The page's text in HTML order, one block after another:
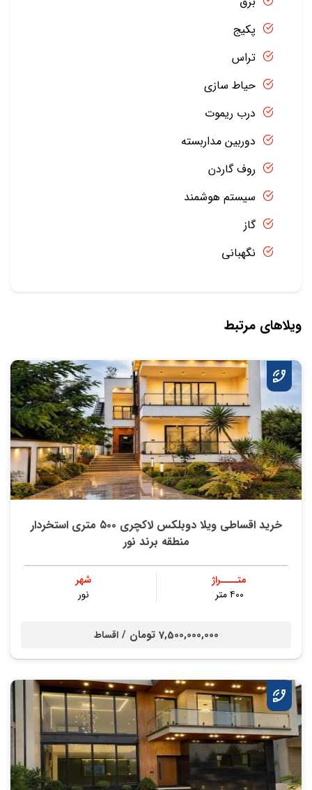
پکیج
تراس
حیاط سازی
درب ریموت
دوربین مداربسته
روف گاردن
سیستم هوشمند
گاز
نگهبانی
ویلاهای مرتبط
خرید اقساطی ویلا دوبلکس لاکچری ۵۰۰ متری استخردار
منطقه برند نور
متــــراژ
۴۰۰ متر
شهر
نور
7,500,000,000 تومان / اقساط